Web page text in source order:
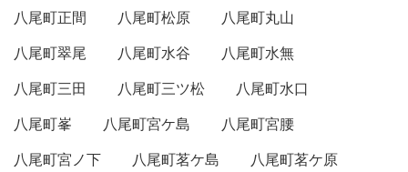
八尾町正間
八尾町松原
八尾町丸山
八尾町翠尾
八尾町水谷
八尾町水無
八尾町三田
八尾町三ツ松
八尾町水口
八尾町峯
八尾町宮ケ島
八尾町宮腰
八尾町宮ノ下
八尾町茗ケ島
八尾町茗ケ原